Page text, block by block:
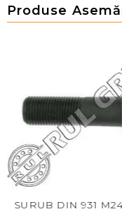
Produse
SURUB DIN 931